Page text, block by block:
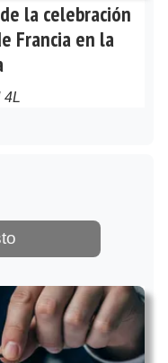
la celebración
Francia en la
4L